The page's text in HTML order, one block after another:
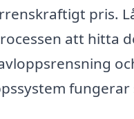
pris.
att hitta